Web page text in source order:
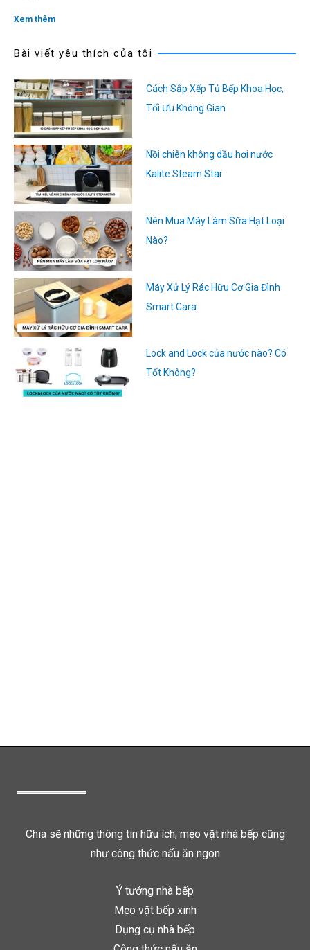
Xem thêm
Bài viết yêu thích của tôi
Cách Sắp Xếp Tủ Bếp Khoa Học,
Tối Ưu Không Gian
Nồi chiên không dầu hơi nước
Kalite Steam Star
Nên Mua Máy Làm Sữa Hạt Loại
Nào?
Máy Xử Lý Rác Hữu Cơ Gia Đình
Smart Cara
Lock and Lock của nước nào? Có
Tốt Không?
Chia sẽ những thông tin hữu ích, mẹo vặt nhà bếp cũng
như công thức nấu ăn ngon
Ý tưởng nhà bếp
Mẹo vặt bếp xinh
Dụng cụ nhà bếp